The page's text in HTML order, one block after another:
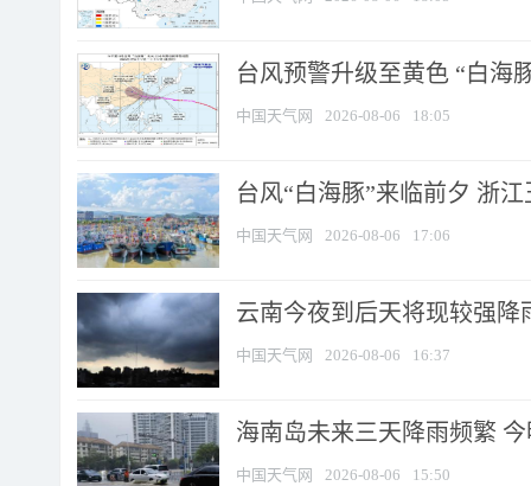
台风预警升级至黄色 “白海
中国天气网 2026-08-06 18:05
台风“白海豚”来临前夕 浙
中国天气网 2026-08-06 17:06
云南今夜到后天将现较强降
中国天气网 2026-08-06 16:37
海南岛未来三天降雨频繁
中国天气网 2026-08-06 15:50